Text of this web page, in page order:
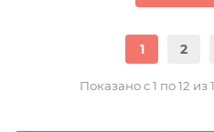
1 2
Показано с 1 по 12 из